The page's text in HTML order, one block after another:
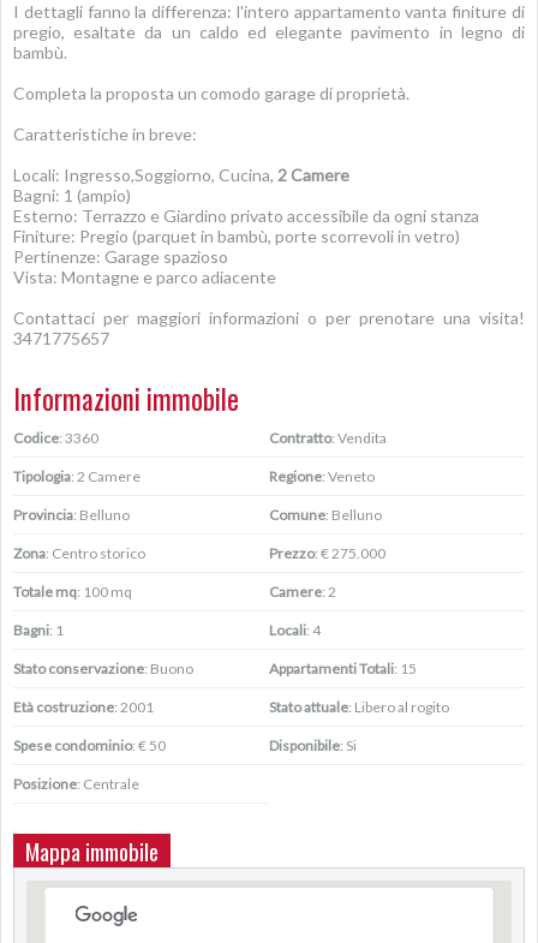
I dettagli fanno la differenza: l'intero appartamento vanta finiture di
pregio, esaltate da un caldo ed elegante pavimento in legno di
bambù.
Completa la proposta un comodo garage di proprietà.
Caratteristiche in breve:
Locali: Ingresso,Soggiorno, Cucina, 2 Camere
Bagni: 1 (ampio)
Esterno: Terrazzo e Giardino privato accessibile da ogni stanza
Finiture: Pregio (parquet in bambù, porte scorrevoli in vetro)
Pertinenze: Garage spazioso
Vista: Montagne e parco adiacente
Contattaci per maggiori informazioni o per prenotare una visita!
3471775657
Informazioni immobile
Codice: 3360 Contratto: Vendita
Tipologia: 2 Camere Regione: Veneto
Provincia: Belluno Comune: Belluno
Zona: Centro storico Prezzo: € 275.000
Totale mq: 100 mq Camere: 2
Bagni: 1 Locali: 4
Stato conservazione: Buono Appartamenti Totali: 15
Età costruzione: 2001 Stato attuale: Libero al rogito
Spese condominio: € 50 Disponibile: Si
Posizione: Centrale
Mappa immobile